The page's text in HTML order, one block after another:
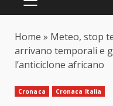
PRIMARY
Home » Meteo, stop
arrivano temporali e
l’anticiclone africano
Cronaca Cronaca Italia